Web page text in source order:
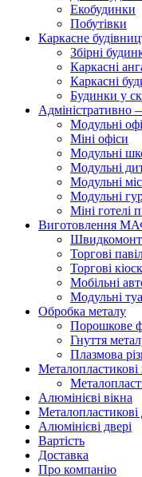
Екобудинки
Побутівки
Каркасне
Збірні
Каркасні
Каркасні
Будинки у
Адміністративно
Модульні
Міні офіси
Модульні
Модульні
Модульні
Модульні
Міні готелі
Виготовлення
Торгові
Торгові
Мобільні
Модульні
Обробка металу
Порошкове
Гнуття
Плазмова
Металопластикові
Алюмінієві вікна
Металопластикові
Алюмінієві двері
Вартість
Доставка
Про компанію